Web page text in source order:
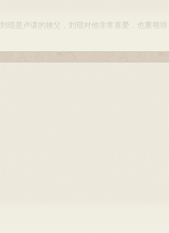
是卢谌的姨父，刘琨对他非常喜爱，也重视培
幽州刺史段匹磾。匹磾与刘琨结拜（其实两人
体悟他的诗意，答诗只以普通之词酬和，于是
城被段匹磾杀害。
方到建康的道理阻绝，卢谌便与他的姑表兄
广武世子刘群为主帅。由于朝廷一直没有为刘
赠官、加谥号。东晋又多次通过使者征召卢
他无法南下建康。末波死，其弟段牙继立，后